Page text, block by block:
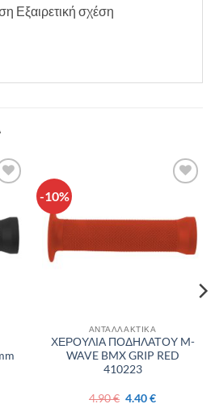
Εξαιρετική σχέση
-10%
επιθυμιών
ΑΝΤΑΛΛΑΚΤΙΚΑ
ΧΕΡΟΥΛΙΑ ΠΟΔΗΛΑΤΟΥ M-
WAVE BMX GRIP RED
410223
4.90€ Original
4.40€Η